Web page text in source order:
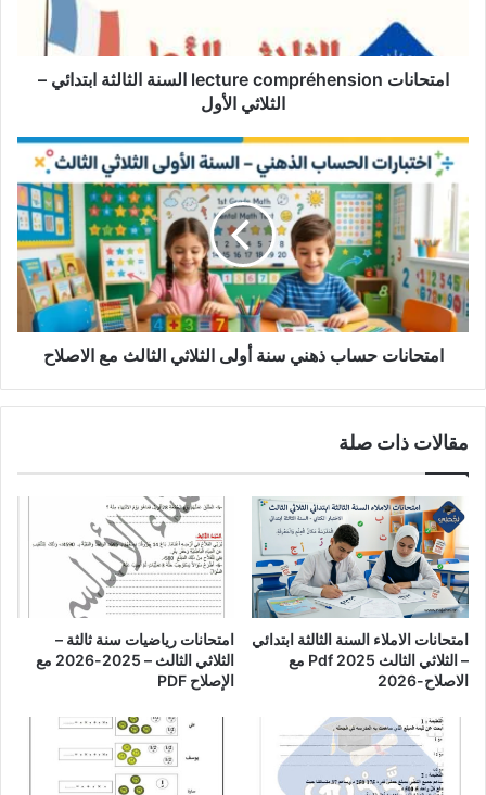
امتحانات lecture compréhension السنة الثالثة ابتدائي –
الثلاثي الأول
امتحانات
حساب
ذهني
سنة
أولى
الثلاثي
الثالث
مع
الاصلاح
امتحانات حساب ذهني سنة أولى الثلاثي الثالث مع الاصلاح
مقالات ذات صلة
امتحانات الاملاء السنة الثالثة ابتدائي
– الثلاثي الثالث Pdf 2025 مع
الاصلاح-2026
امتحانات رياضيات سنة ثالثة –
الثلاثي الثالث – 2025-2026 مع
الإصلاح PDF